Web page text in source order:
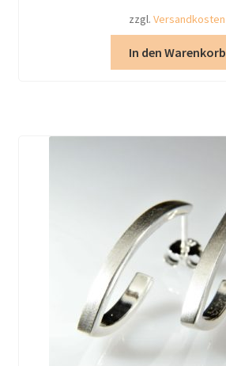
zzgl. Versandkosten
In den Warenkorb